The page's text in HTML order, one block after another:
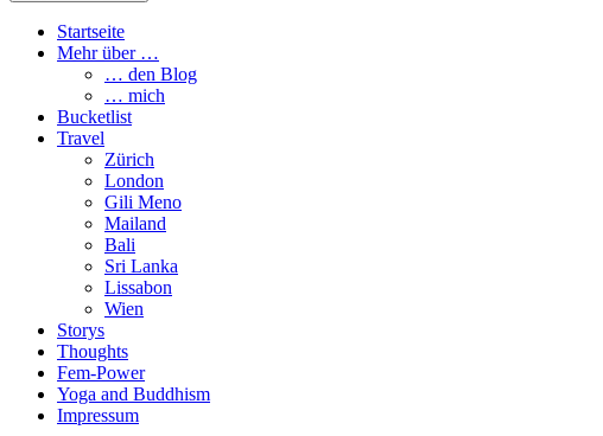
Startseite
Mehr über …
… den Blog
… mich
Bucketlist
Travel
Zürich
London
Gili Meno
Mailand
Bali
Sri Lanka
Lissabon
Wien
Storys
Thoughts
Fem-Power
Yoga and Buddhism
Impressum